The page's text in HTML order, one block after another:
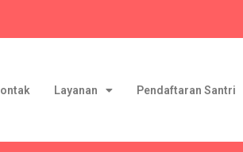
Layanan Pendaftaran Santri